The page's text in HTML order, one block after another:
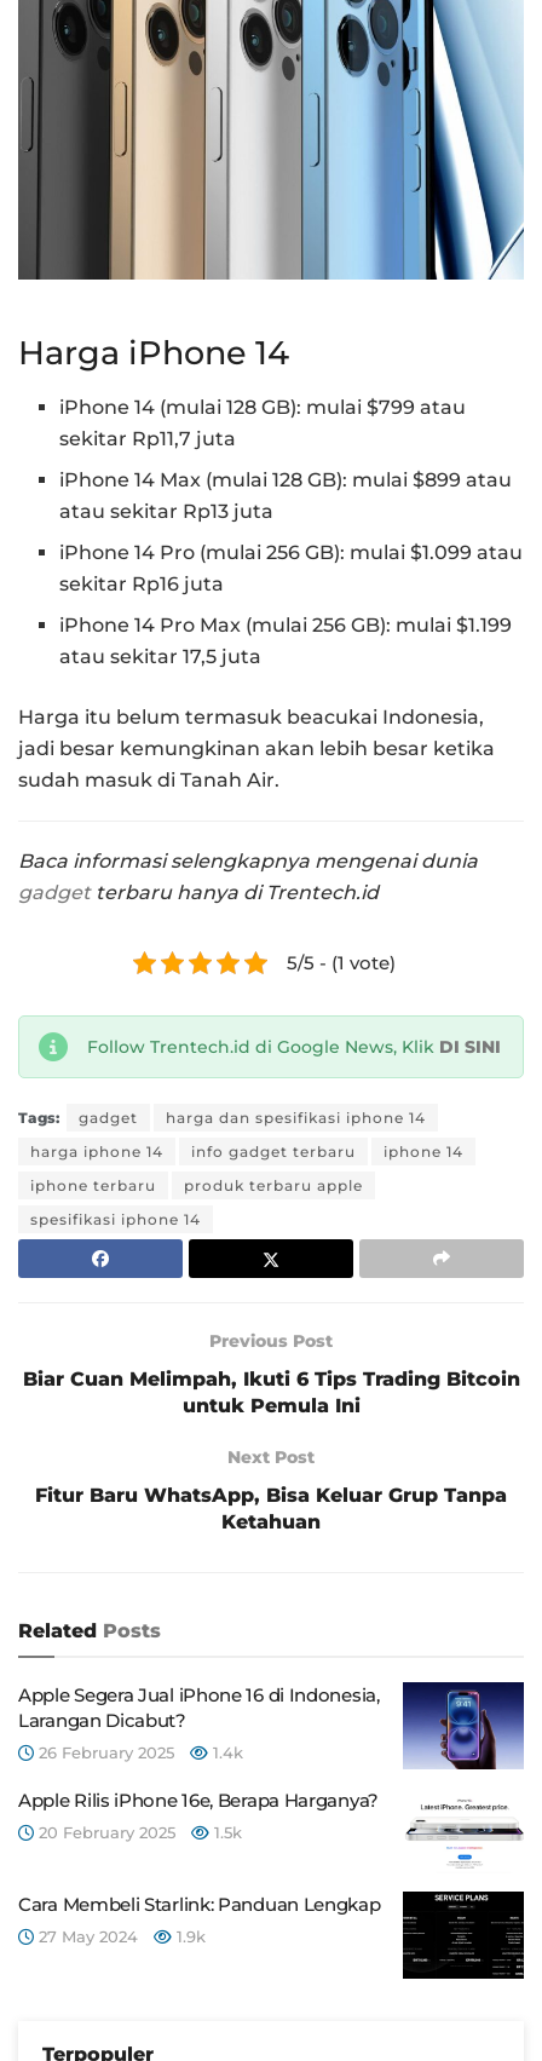
Harga iPhone 14
iPhone 14 (mulai 128 GB): mulai $799 atau
sekitar Rp11,7 juta
iPhone 14 Max (mulai 128 GB): mulai $899 atau
atau sekitar Rp13 juta
iPhone 14 Pro (mulai 256 GB): mulai $1.099 atau
sekitar Rp16 juta
iPhone 14 Pro Max (mulai 256 GB): mulai $1.199
atau sekitar 17,5 juta
Harga itu belum termasuk beacukai Indonesia,
jadi besar kemungkinan akan lebih besar ketika
sudah masuk di Tanah Air.
Baca informasi selengkapnya mengenai dunia
gadgetterbaru hanya di Trentech.id
5/5 - (1 vote)
Follow Trentech.id di Google News, Klik DI SINI
Tags: gadget
harga dan spesifikasi iphone 14
harga iphone 14
info gadget terbaru
iphone 14
iphone terbaru
produk terbaru apple
spesifikasi iphone 14
Previous Post
Biar Cuan Melimpah, Ikuti 6 Tips Trading Bitcoin
untuk Pemula Ini
Next Post
Fitur Baru WhatsApp, Bisa Keluar Grup Tanpa
Ketahuan
Related Posts
Apple Segera Jual iPhone 16 di Indonesia,
Larangan Dicabut?
26 February 2025 1.4k
Apple Rilis iPhone 16e, Berapa Harganya?
20 February 2025 1.5k
Cara Membeli Starlink: Panduan Lengkap
27 May 2024 1.9k
Terpopuler